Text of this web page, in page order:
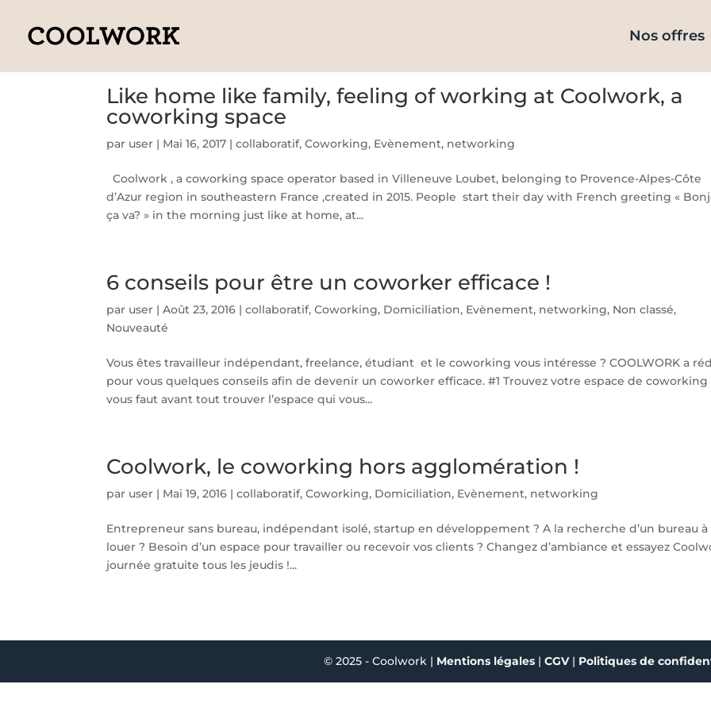
Nos offres
Like home like family, feeling of working at Coolwork, a
coworking space
par user | Mai 16, 2017 |collaboratif,Coworking, Evènement, networking
Coolwork , a coworking space operator based in Villeneuve Loubet, belonging to Provence-Alpes-Côte
d’Azur region in southeastern France ,created in 2015. People start their day with French greeting «
ça va? » in the morning just like at home, at...
6 conseils pour être un coworker efficace !
par user |Août 23, 2016 |collaboratif,Coworking, Domiciliation, Evènement, networking, Non classé,
Nouveauté
Vous êtes travailleur indépendant, freelance, étudiant et le coworking vous intéresse ? COOLWORK a
pour vous quelques conseils afin de devenir un coworker efficace. #1 Trouvez votre espace de coworking
vous faut avant tout trouver l’espace qui vous...
Coolwork, le coworking hors agglomération !
par user | Mai 19, 2016 |collaboratif,Coworking, Domiciliation, Evènement, networking
Entrepreneur sans bureau, indépendant isolé, startup en développement ? A la recherche d’un bureau à
louer ? Besoin d’un espace pour travailler ou recevoir vos clients ? Changez d’ambiance et essayez
journée gratuite tous les jeudis !...
© 2025 - Coolwork | Mentions légales| CGV | Politiques de